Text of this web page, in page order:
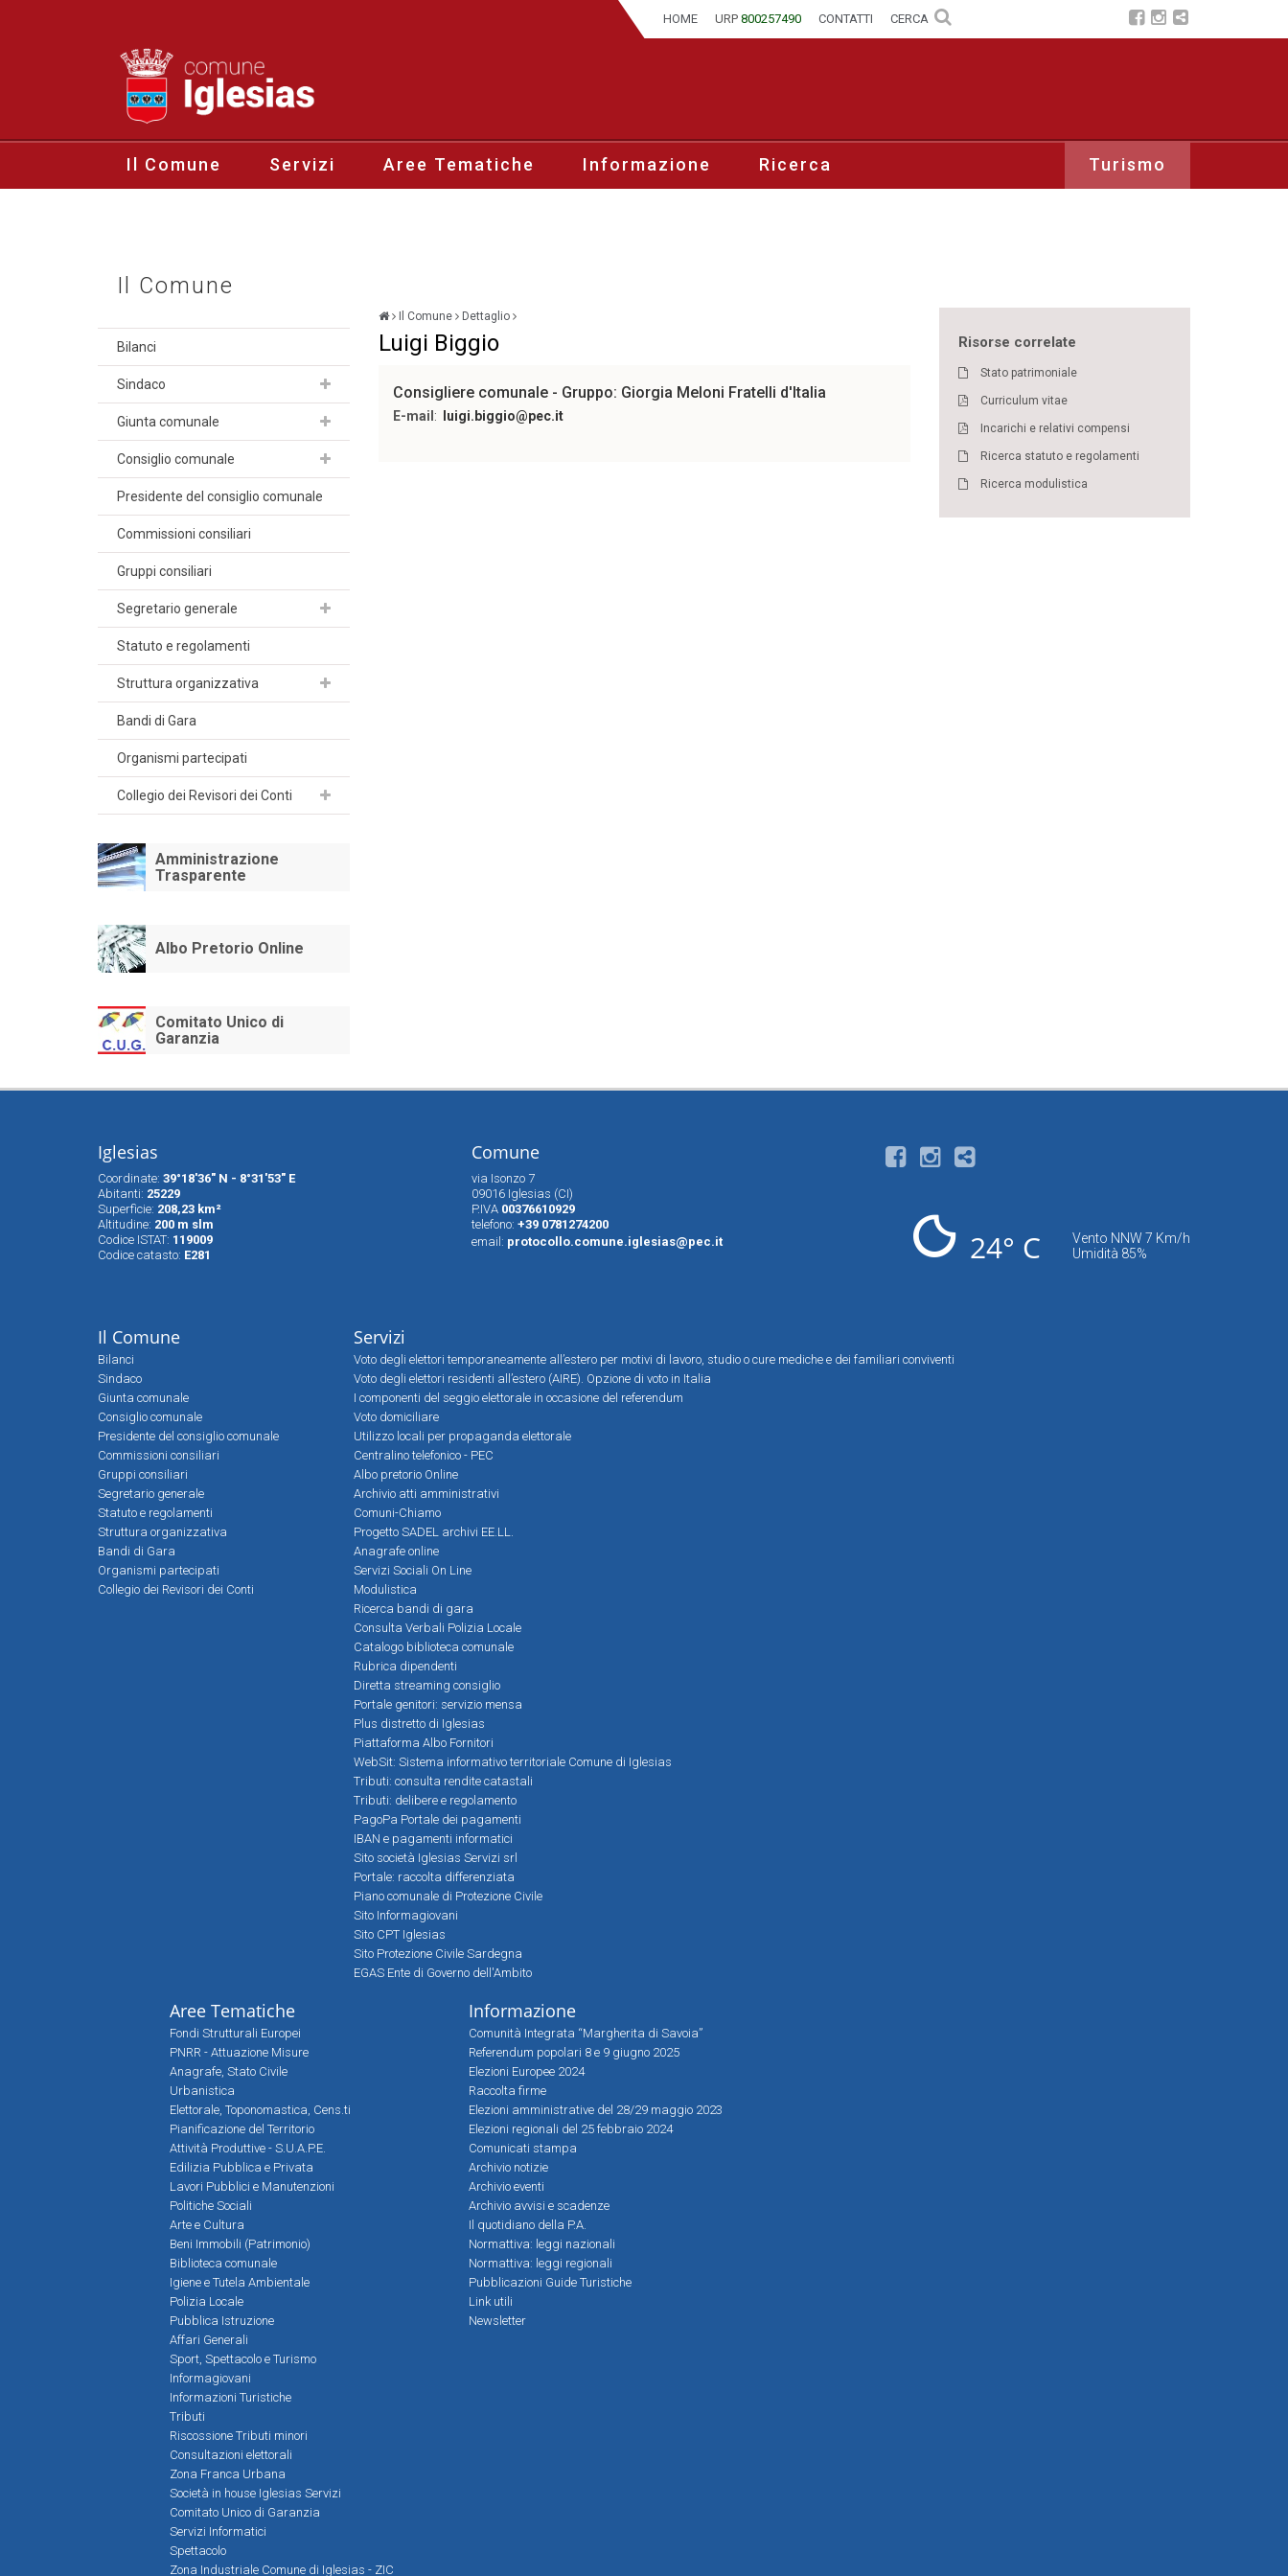
HOME URP 800257490 CONTATTI CERCA
Il Comune Servizi Aree Tematiche Informazione Turismo
Ricerca
Il Comune
Bilanci
Sindaco
Giunta comunale
Consiglio comunale
Presidente del consiglio comunale
Commissioni consiliari
Gruppi consiliari
Segretario generale
Statuto e regolamenti
Struttura organizzativa
Bandi di Gara
Organismi partecipati
Collegio dei Revisori dei Conti
Amministrazione
Trasparente
Albo Pretorio Online
Comitato Unico di
Garanzia
Il Comune Dettaglio
Luigi Biggio
Consigliere comunale - Gruppo: Giorgia Meloni Fratelli d'Italia
E-mail : luigi.biggio@pec.it
Risorse correlate
Stato patrimoniale
Curriculum vitae
Incarichi e relativi compensi
Ricerca statuto e regolamenti
Ricerca modulistica
Iglesias
Coordinate: 39°18'36" N - 8°31'53" E
Abitanti: 25229
Superfìcie: 208,23 km²
Altitudine: 200 m slm
Codice ISTAT: 119009
Codice catasto: E281
Comune
via Isonzo 7
09016 Iglesias (CI)
P.IVA 00376610929
telefono: +39 0781274200
email: protocollo.comune.iglesias@pec.it 24° C
Vento NNW 7 Km/h
Umidità 85%
Il Comune
Bilanci
Sindaco
Giunta comunale
Consiglio comunale
Presidente del consiglio comunale
Commissioni consiliari
Gruppi consiliari
Segretario generale
Statuto e regolamenti
Struttura organizzativa
Bandi di Gara
Organismi partecipati
Collegio dei Revisori dei Conti
Servizi
Voto degli elettori temporaneamente all’estero per motivi di lavoro, studio o cure mediche e dei familiari conviventi
Voto degli elettori residenti all’estero (AIRE). Opzione di voto in Italia
I componenti del seggio elettorale in occasione del referendum
Voto domiciliare
Utilizzo locali per propaganda elettorale
Centralino telefonico - PEC
Albo pretorio Online
Archivio atti amministrativi
Comuni-Chiamo
Progetto SADEL archivi EE.LL.
Anagrafe online
Servizi Sociali On Line
Modulistica
Ricerca bandi di gara
Consulta Verbali Polizia Locale
Catalogo biblioteca comunale
Rubrica dipendenti
Diretta streaming consiglio
Portale genitori: servizio mensa
Plus distretto di Iglesias
Piattaforma Albo Fornitori
WebSit: Sistema informativo territoriale Comune di Iglesias
Tributi: consulta rendite catastali
Tributi: delibere e regolamento
PagoPa Portale dei pagamenti
IBAN e pagamenti informatici
Sito società Iglesias Servizi srl
Portale: raccolta differenziata
Piano comunale di Protezione Civile
Sito Informagiovani
Sito CPT Iglesias
Sito Protezione Civile Sardegna
EGAS Ente di Governo dell'Ambito
Aree Tematiche
Fondi Strutturali Europei
PNRR - Attuazione Misure
Anagrafe, Stato Civile
Urbanistica
Elettorale, Toponomastica, Cens.ti
Pianificazione del Territorio
Attività Produttive - S.U.A.P.E.
Edilizia Pubblica e Privata
Lavori Pubblici e Manutenzioni
Politiche Sociali
Arte e Cultura
Beni Immobili (Patrimonio)
Biblioteca comunale
Igiene e Tutela Ambientale
Polizia Locale
Pubblica Istruzione
Affari Generali
Sport, Spettacolo e Turismo
Informagiovani
Informazioni Turistiche
Tributi
Riscossione Tributi minori
Consultazioni elettorali
Zona Franca Urbana
Società in house Iglesias Servizi
Comitato Unico di Garanzia
Servizi Informatici
Spettacolo
Zona Industriale Comune di Iglesias - ZIC
Informazione
Comunità Integrata “Margherita di Savoia”
Referendum popolari 8 e 9 giugno 2025
Elezioni Europee 2024
Raccolta firme
Elezioni amministrative del 28/29 maggio 2023
Elezioni regionali del 25 febbraio 2024
Comunicati stampa
Archivio notizie
Archivio eventi
Archivio avvisi e scadenze
Il quotidiano della P.A.
Normattiva: leggi nazionali
Normattiva: leggi regionali
Pubblicazioni Guide Turistiche
Link utili
Newsletter